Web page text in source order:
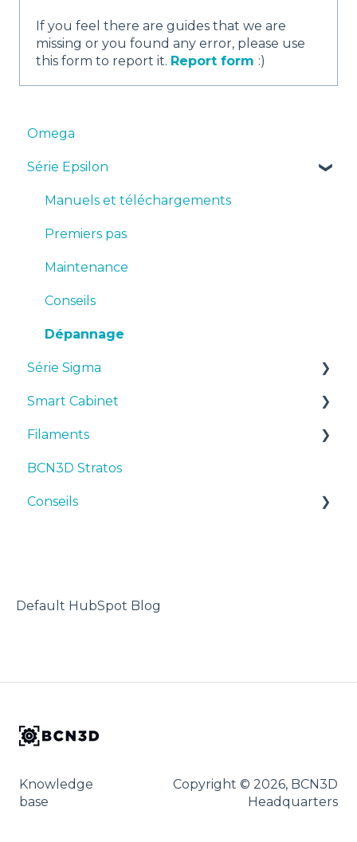
If you feel there are guides that we are
missing or you found any error, please use
this form to report it. Report form :)
Omega
Série Epsilon
Manuels et téléchargements
Premiers pas
Maintenance
Conseils
Dépannage
Série Sigma
Manuels et téléchargements
Premiers pas
Maintenance
Conseils
Smart Cabinet
Manuals & Downloads
First steps
Maintenance
Filaments
Suggestions
TPU
BCN3D Stratos
Conseils
Default HubSpot Blog
Knowledge
base
Copyright © 2026, BCN3D
Headquarters